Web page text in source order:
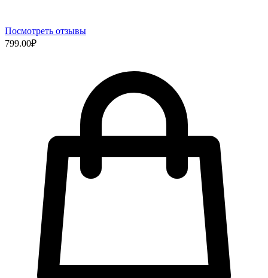
Посмотреть отзывы
799.00₽